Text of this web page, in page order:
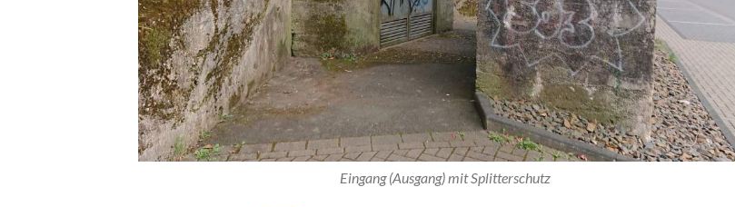
Eingang (Ausgang) mit Splitterschutz